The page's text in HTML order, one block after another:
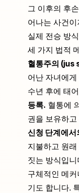
그 이후의 후
어나는 사건
실제 전승 방식
세 가지 법적
혈통주의 (jus
어난 자녀에
수년 후에 태
등록. 혈통에
권을 보유하
신청 단계에서
지불하고 원
짓는 방식입니
구체적인 메
기도 합니다.